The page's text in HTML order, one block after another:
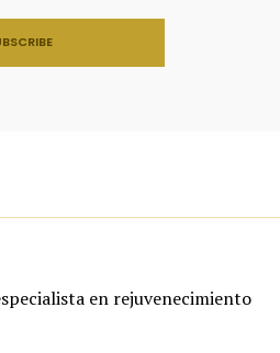
en rejuvenecimiento